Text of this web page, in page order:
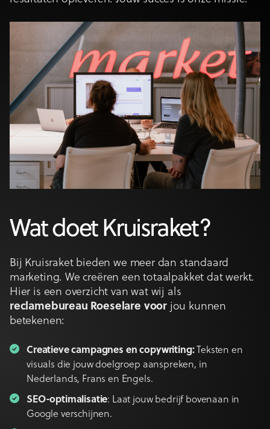
Wat doet Kruisraket?
Bij Kruisraket bieden we meer dan standaard
marketing. We creëren een totaalpakket dat werkt.
Hier is een overzicht van wat wij als
reclamebureau Roeselare voor jou kunnen
betekenen:
Creatieve campagnes en copywriting:Teksten en
visuals die jouw doelgroep aanspreken, in
Nederlands, Frans en Engels.
SEO-optimalisatie: Laat jouw bedrijf bovenaan in
Google verschijnen.